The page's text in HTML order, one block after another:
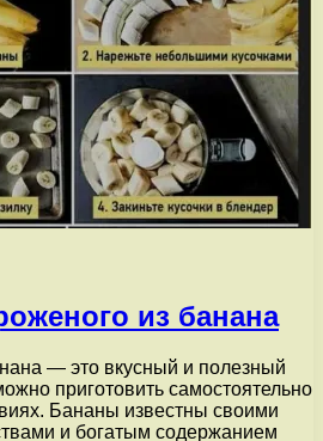
из банана
— это вкусный и полезный
приготовить самостоятельно
Бананы известны своими
и богатым содержанием